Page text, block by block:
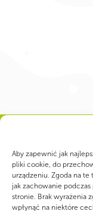
Aby zapewnić jak
pliki cookie, do
urządzeniu. Zgoda na
jak zachowanie
stronie. Brak wyrażenia
wpłynąć na niektóre
WSPÓLNIE
Twoje